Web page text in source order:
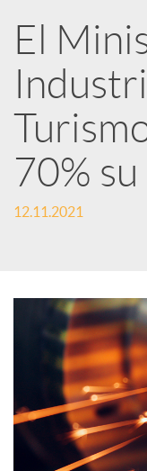
R
e
d
e
S
c
El
70%
12.11.2021